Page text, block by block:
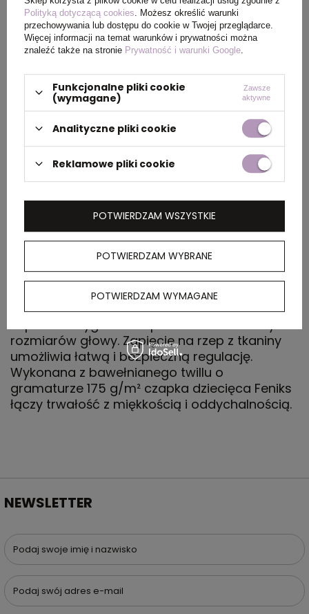
PAKOWANIE
Wymiary
kartonu
zewnętrznego
44 x 66 x 31 cm
kartonu
zewnętrznego
OPIS
Pięciopanelowa czapka Feniks dla dzieci ma
haftowane oczka dla lepszej wentylacji, dzięki
czemu zachowasz chłód i świeżość podczas
każdej aktywności. Obwód głowy 54 cm
zapewnia wygodne dopasowanie do różnych
rozmiarów głowy. Zapięcie na rzep z tkaniny
umożliwia łatwą i bezpieczną regulację.
Wykonana z bawełnianego twillu o
gramaturze 175 g/m² czapka dziecięca Feniks
łączy trwałość z miękkością i oddychalnością.
NEWSLETTER
Podaj swoje imię i nazwisko
Podaj swój adres e-mail
Polityką dotyczącą cookies . Możesz określić warunki
przechowywania lub dostępu do cookie w Twojej przeglądarce.
Więcej informacji na temat warunków i prywatności można
znaleźć także na stronie Prywatność i warunki Google
Funkcjonalne pliki cookie
(wymagane)
Zawsze
aktywne
Analityczne pliki cookie
Reklamowe pliki cookie
POTWIERDZAM WYBRANE
POTWIERDZAM WYMAGANE
POTWIERDZAM WSZYSTKIE